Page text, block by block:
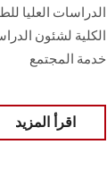
الدراسات العليا
الكلية لشئون
خدمة المجتمع
اقرأ المزيد